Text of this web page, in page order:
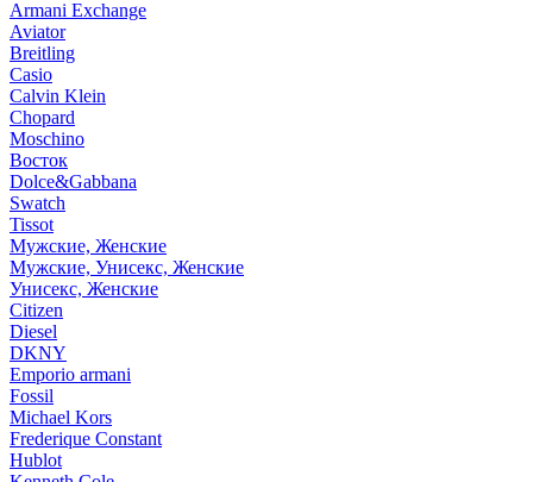
Armani Exchange
Aviator
Breitling
Casio
Calvin Klein
Chopard
Moschino
Восток
Dolce&Gabbana
Swatch
Tissot
Мужские, Женские
Мужские, Унисекс, Женские
Унисекс, Женские
Citizen
Diesel
DKNY
Emporio armani
Fossil
Michael Kors
Frederique Constant
Hublot